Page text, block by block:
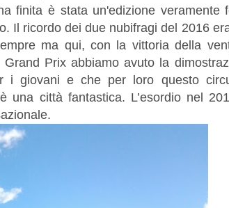
finita è stata un'edizione veramente
Il ricordo dei due nubifragi del 2016
ma qui, con la vittoria della
Prix abbiamo avuto la
i giovani e che per loro questo
una città fantastica. L’esordio nel